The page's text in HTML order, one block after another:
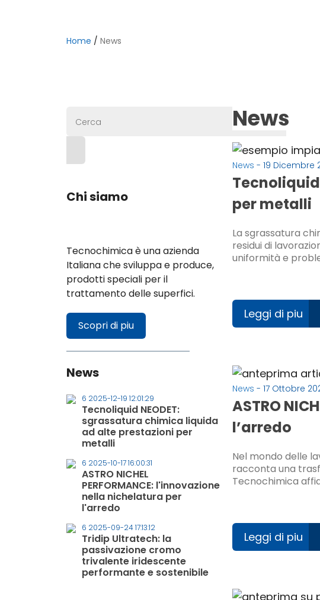
Home / News
News
News - 19 Dicembre
per metalli
La sgrassatura
residui di
uniformità e
Leggi di piu
News - 17 Ottobre
ASTRO
l’arredo
Nel mondo delle
racconta una
Tecnochimica
Leggi di piu
Chi siamo
Tecnochimica è una azienda
Italiana che sviluppa e produce,
prodotti speciali per il
trattamento delle superfici.
Scopri di piu
News
6 2025-12-19 12:01:29
Tecnoliquid NEODET:
sgrassatura chimica liquida
ad alte prestazioni per
metalli
6 2025-10-17 16:00:31
ASTRO NICHEL
PERFORMANCE: l'innovazione
nella nichelatura per
l'arredo
6 2025-09-24 17:13:12
Tridip Ultratech: la
passivazione cromo
trivalente iridescente
performante e sostenibile